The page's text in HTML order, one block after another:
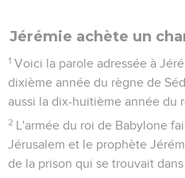
Jérémie achète un
1 Voici la parole adressée à
dixième année du règne de
aussi la dix-huitième année du
2 L'armée du roi de Babylone
Jérusalem et le prophète
de la prison qui se trouvait